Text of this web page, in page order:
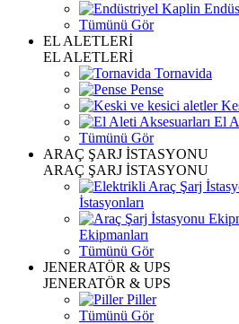
Tümünü Gör
EL ALETLERİ
EL ALETLERİ
Tornavida
Pense
El
Tümünü Gör
ARAÇ ŞARJ İSTASYONU
ARAÇ ŞARJ İSTASYONU
İstasyonları
Ekipmanları
Tümünü Gör
JENERATÖR & UPS
JENERATÖR & UPS
Piller
Tümünü Gör